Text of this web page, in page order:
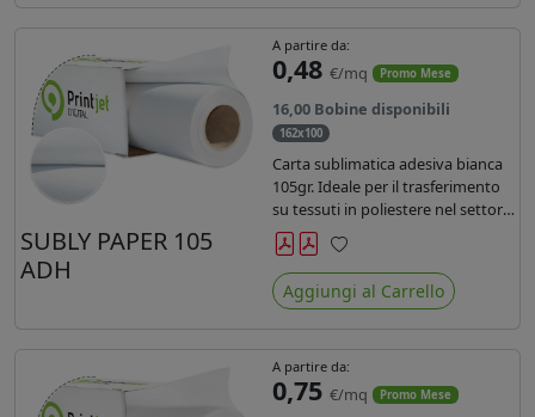
SUBLY PAPER 105
ADH
A partire da:
0,48 €/mq Promo Mese
16,00 Bobine disponibili
162x100
Carta sublimatica adesiva bianca
105gr. Ideale per il trasferimento
su tessuti in poliestere nel settore
sportwear .
Preferiti
Aggiungi al Carrello
A partire da:
0,75 €/mq Promo Mese